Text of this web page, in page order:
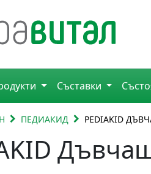
Съставки
ПЕДИАКИД PEDIAKID